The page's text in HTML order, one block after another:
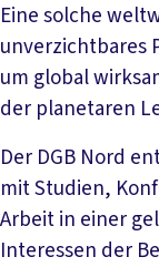
Eine solche
unverzichtbares
um global
der planetaren
Der DGB Nord
mit Studien,
Arbeit in einer
Interessen der